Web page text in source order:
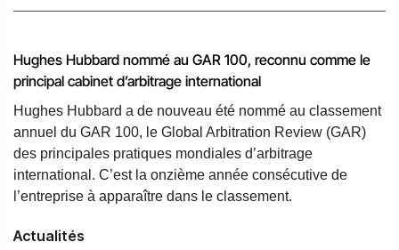
nos clients dans les litiges relatifs aux marques, droits
litiges portés devant les tribunaux et les organismes
administratifs aux États-Unis comme à l'étranger. Familière
l'équipe affiche un excellent palmarès.
Arbitrage des litiges dans le secteur de la construction
Notre équipe Construction met à la disposition des clients
des enjeux importants, acquise notamment dans le cadre
Hughes Hubbard nommé au GAR 100, reconnu comme le
principal cabinet d’arbitrage international
Hughes Hubbard a de nouveau été nommé au classement
annuel du GAR 100, le Global Arbitration Review (GAR)
des principales pratiques mondiales d’arbitrage
international. C’est la onzième année consécutive de
l’entreprise à apparaître dans le classement.
Actualités